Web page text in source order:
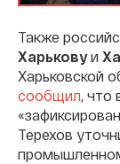
Также
Харьковуи
Харьковской
сообщил, что
Терехов